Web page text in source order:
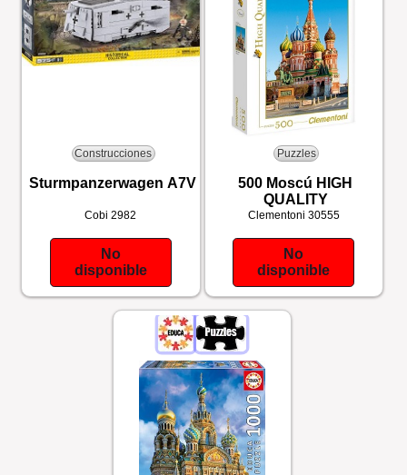
Construcciones
Sturmpanzerwagen A7V
Cobi2982
No
disponible
Puzzles
500 Moscú HIGH
QUALITY
Clementoni 30555
No
disponible